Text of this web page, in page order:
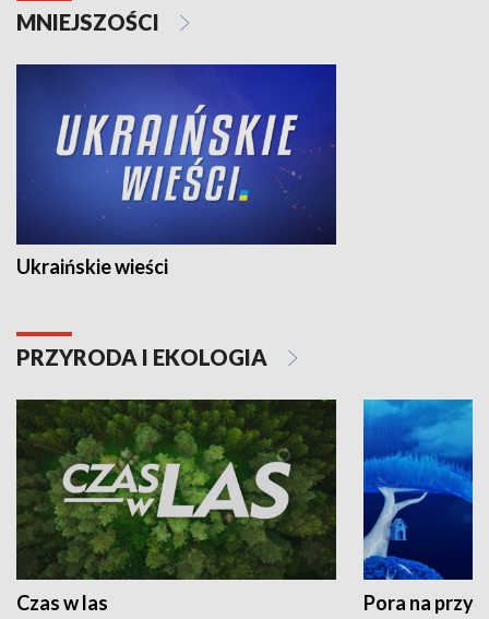
MNIEJSZOŚCI
Ukraińskie wieści
PRZYRODA I EKOLOGIA
Czas w las Pora na